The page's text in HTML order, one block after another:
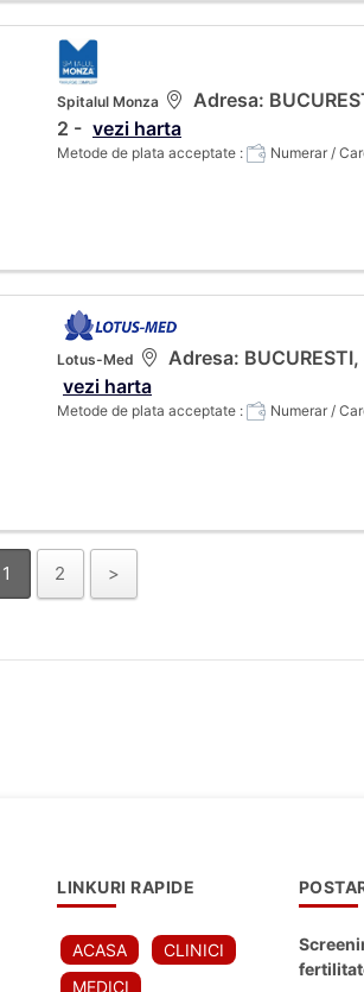
Spitalul Monza
Adresa:
2 - vezi harta
Metode de plata acceptate : Numerar /
Lotus-Med
Adresa:
vezi harta
Metode de plata acceptate : Numerar /
1 2 >
LINKURI RAPIDE
ACASA
CLINICI
MEDICI